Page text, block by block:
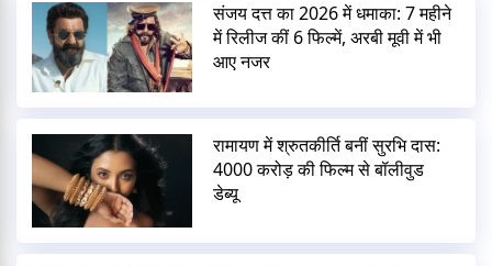
संजय दत्त का 2026 में धमाका: 7 महीने
में रिलीज कीं 6 फिल्में, अरबी मूवी में भी
आए नजर
रामायण में श्रुतकीर्ति बनीं सुरभि दास:
4000 करोड़ की फिल्म से बॉलीवुड
डेब्यू